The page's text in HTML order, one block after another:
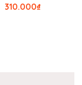
₫
310.000